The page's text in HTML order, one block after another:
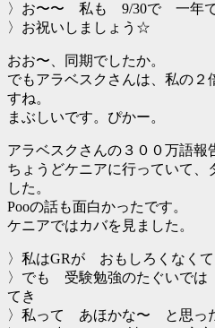
〉お〜〜 私も 9/30で 一年
〉お祝いしましょう☆
おお〜、同期でしたか。
でもアラベスクさんは、私の
すね。
まぶしいです。ぴかー。
アラベスクさんの３００万語報
ちょうどケニアに行っていて、
した。
Pooの話も面白かったです。
ケニアではカバを見ました。
〉私はGRが おもしろくなく
〉でも 受験勉強のたぐいで
てき
〉私って あほかな〜 と思っ